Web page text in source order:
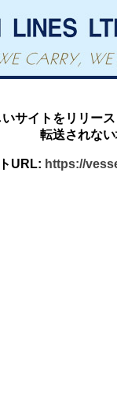
いサイトをリリー
転送されな
URL: https://